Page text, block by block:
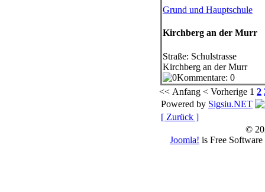
Grund und Hauptschule
Kirchberg an der Murr
Straße: Schulstrasse
Kirchberg an der Murr
Kommentare: 0
<< Anfang < Vorherige 1 2
Powered by Sigsiu.NET
[ Zurück ]
©
Joomla! is Free